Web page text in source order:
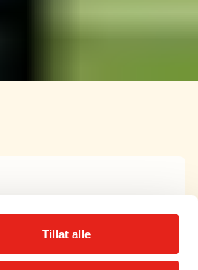
Tillat alle
treningsopplevelse –